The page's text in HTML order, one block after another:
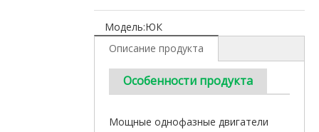
Модель:ЮК
Описание продукта
Особенности продукта
Мощные однофазные двигатели